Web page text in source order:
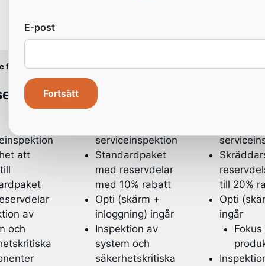
försäkran
att
av
och
Utökad driftsäkerhet
serviceinspektion
Standardpaket
med reservdelar
med 10% rabatt
Opti (skärm +
inloggning) ingår
Inspektion av
system och
säkerhetskritiska
Maximal
till 20%
Opti
ingår
Fokus
E-post
Fortsätt